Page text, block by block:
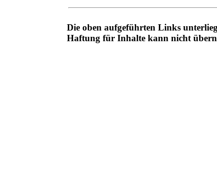
Die oben aufgeführten Links
Haftung für Inhalte kann nicht